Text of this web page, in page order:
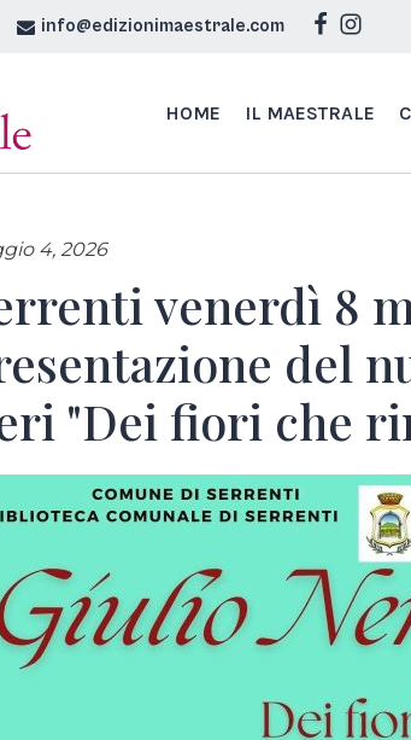
info@edizionimaestrale.com
HOME IL MAESTRALE
4, 2026
venerdì 8
del
"Dei fiori che